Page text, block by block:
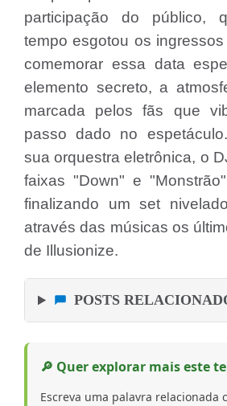
participação do público,
tempo esgotou os
comemorar essa data
elemento secreto, a
marcada pelos fãs que
passo dado no
sua orquestra eletrônica, o
faixas "Down" e
finalizando um set
através das músicas os
de Illusionize.
POSTS
🔎 Quer explorar mais este
Escreva uma palavra relacionada